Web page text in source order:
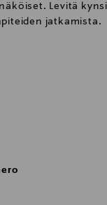
Levitä
jatkamista.